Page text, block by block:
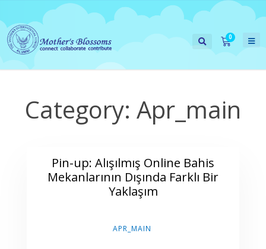
Category: Apr_main
Pin-up: Alışılmış Online Bahis
Mekanlarının Dışında Farklı Bir
Yaklaşım
APR_MAIN